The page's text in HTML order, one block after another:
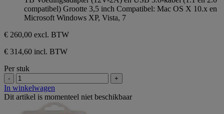
compatibel) Grootte 3,5 inch Compatibel: Mac OS X 10.x en
Microsoft Windows XP, Vista, 7
€ 260,00 excl. BTW
€ 314,60 incl. BTW
Per stuk
- +
In winkelwagen
Dit artikel is momenteel niet beschikbaar